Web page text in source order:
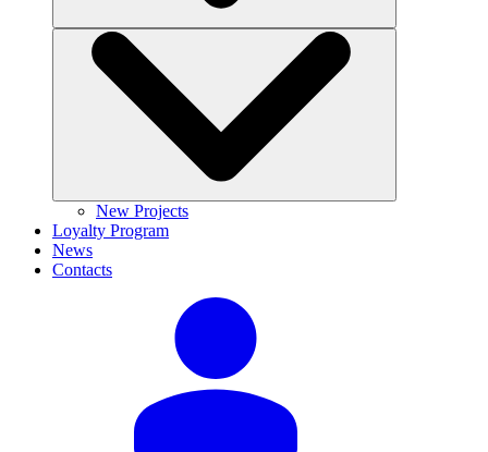
New Projects
Loyalty Program
News
Contacts